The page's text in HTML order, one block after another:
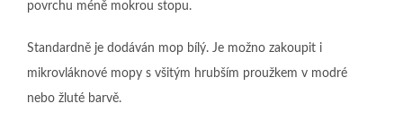
povrchu méně mokrou stopu.
Standardně je dodáván mop bílý. Je možno zakoupit i
mikrovláknové mopy s všitým hrubším proužkem v modré
nebo žluté barvě.